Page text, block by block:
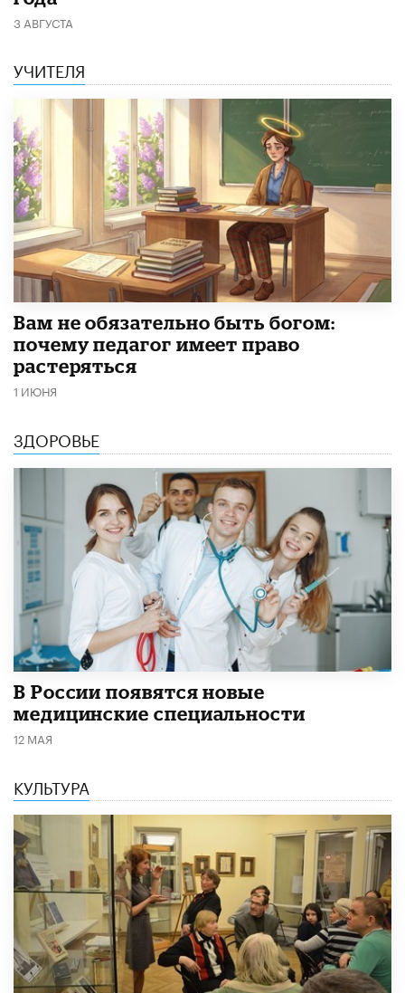
3 АВГУСТА
УЧИТЕЛЯ
​Вам не обязательно быть богом:
почему педагог имеет право
растеряться
1 ИЮНЯ
ЗДОРОВЬЕ
В России появятся новые
медицинские специальности
12 МАЯ
КУЛЬТУРА